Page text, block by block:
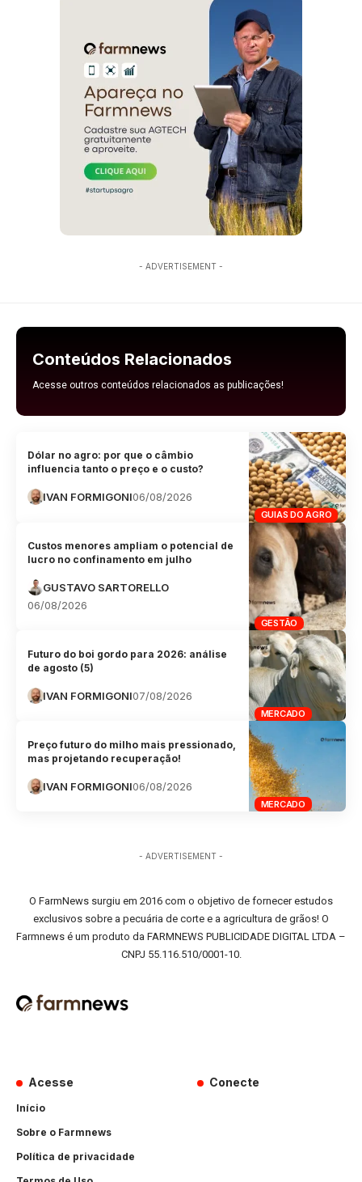
- ADVERTISEMENT -
Conteúdos Relacionados
Acesse outros conteúdos relacionados as publicações!
GUIAS DO AGRO
Dólar no agro: por que o câmbio
influencia tanto o preço e o custo?
IVAN FORMIGONI06/08/2026
GESTÃO
Custos menores ampliam o potencial de
lucro no confinamento em julho
GUSTAVO SARTORELLO
06/08/2026
MERCADO
Futuro do boi gordo para 2026: análise
de agosto (5)
IVAN FORMIGONI07/08/2026
MERCADO
Preço futuro do milho mais pressionado,
mas projetando recuperação!
IVAN FORMIGONI06/08/2026
- ADVERTISEMENT -
O FarmNews surgiu em 2016 com o objetivo de fornecer estudos
exclusivos sobre a pecuária de corte e a agricultura de grãos! O
Farmnews é um produto da FARMNEWS PUBLICIDADE DIGITAL LTDA –
CNPJ 55.116.510/0001-10.
Acesse
Início
Sobre o Farmnews
Política de privacidade
Conecte